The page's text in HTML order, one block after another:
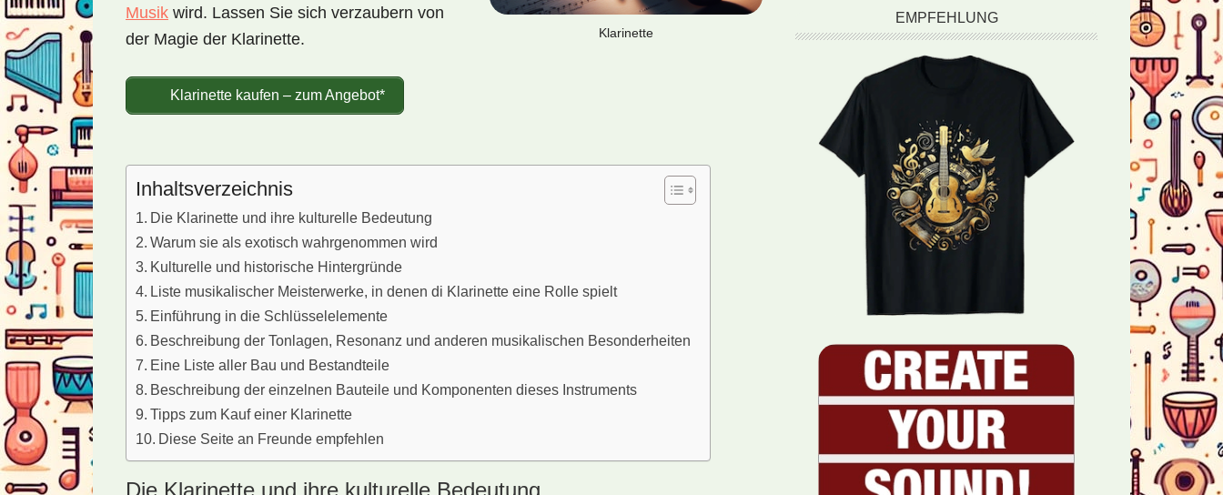
Klarinette
Musik wird. Lassen Sie sich verzaubern von
der Magie der Klarinette.
Klarinette kaufen – zum Angebot*
Inhaltsverzeichnis
Die Klarinette und ihre kulturelle Bedeutung
Warum sie als exotisch wahrgenommen wird
Kulturelle und historische Hintergründe
Liste musikalischer Meisterwerke, in denen di Klarinette eine Rolle spielt
Einführung in die Schlüsselelemente
Beschreibung der Tonlagen, Resonanz und anderen musikalischen Besonderheiten
Eine Liste aller Bau und Bestandteile
Beschreibung der einzelnen Bauteile und Komponenten dieses Instruments
Tipps zum Kauf einer Klarinette
Diese Seite an Freunde empfehlen
Die Klarinette und ihre kulturelle Bedeutung
EMPFEHLUNG